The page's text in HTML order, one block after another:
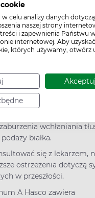
w celu analizy danych
naszej strony
i zapewnienia Państwu
internetowej. Aby
których używamy, otwórz
Hasco:
ze schorzeniami wątroby
wątroby, wirusowe
zawierających
na możliwość jej
wchłaniania
białka.
się z lekarzem,
ostrzeżenia dotyczą
w przeszłości.
A Hasco zawiera